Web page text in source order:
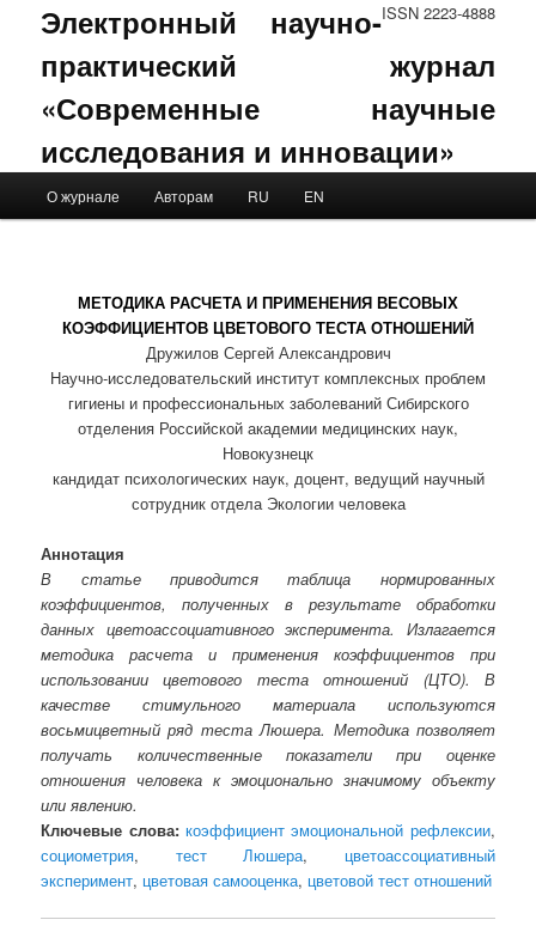
ISSN 2223-4888
Электронный научно-
практический журнал
«Современные научные
исследования и инновации»
Skip to primary content
Skip to secondary content
О журнале Авторам RU EN
МЕТОДИКА РАСЧЕТА И ПРИМЕНЕНИЯ ВЕСОВЫХ
КОЭФФИЦИЕНТОВ ЦВЕТОВОГО ТЕСТА ОТНОШЕНИЙ
Дружилов Сергей Александрович
Научно-исследовательский институт комплексных проблем
гигиены и профессиональных заболеваний Сибирского
отделения Российской академии медицинских наук,
Новокузнецк
кандидат психологических наук, доцент, ведущий научный
сотрудник отдела Экологии человека
Аннотация
В статье приводится таблица нормированных
коэффициентов, полученных в результате обработки
данных цветоассоциативного эксперимента. Излагается
методика расчета и применения коэффициентов при
использовании цветового теста отношений (ЦТО). В
качестве стимульного материала используются
восьмицветный ряд теста Люшера. Методика позволяет
получать количественные показатели при оценке
отношения человека к эмоционально значимому объекту
или явлению.
Ключевые слова: коэффициент эмоциональной рефлексии,
социометрия, тест Люшера, цветоассоциативный
эксперимент, цветовая самооценка, цветовой тест отношений